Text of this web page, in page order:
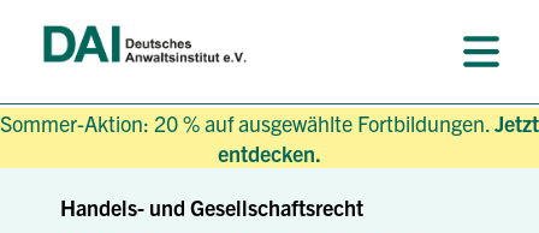
Sommer-Aktion: 20 % auf ausgewählte Fortbildungen.Jetzt
entdecken.
Handels- und Gesellschaftsrecht